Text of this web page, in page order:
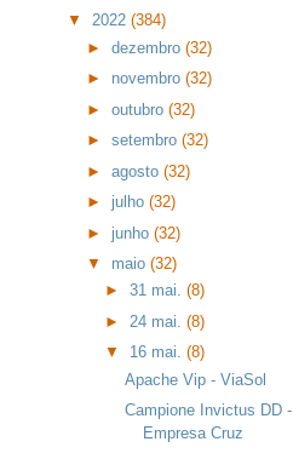
▼ 2022 (384)
► dezembro (32)
► novembro (32)
► outubro (32)
► setembro (32)
► agosto (32)
► julho (32)
► junho (32)
▼ maio (32)
►31 mai.(8)
► 24 mai.(8)
▼ 16 mai.(8)
Apache Vip - ViaSol
Campione Invictus DD -
Empresa Cruz